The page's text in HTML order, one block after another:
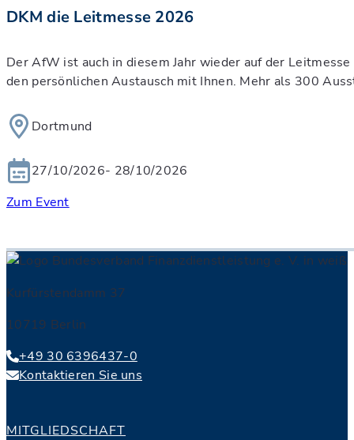
DKM die Leitmesse 2026
Der AfW ist auch in diesem Jahr wieder auf der
den persönlichen Austausch mit Ihnen. Mehr als 300
Dortmund
27/10/2026- 28/10/2026
Zum Event
Kurfürstendamm 37
10719 Berlin
+49 30 6396437-0
Kontaktieren Sie uns
MITGLIEDSCHAFT